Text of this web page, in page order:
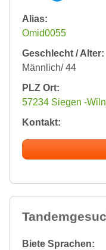
Alias:
Omid0055
Geschlecht / Alter:
Männlich/ 44
PLZ Ort:
57234 Siegen -
Kontakt:
Biete Sprachen: